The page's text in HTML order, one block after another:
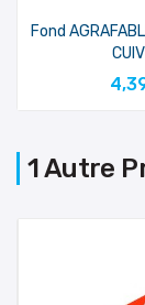
Fond
1 Autre